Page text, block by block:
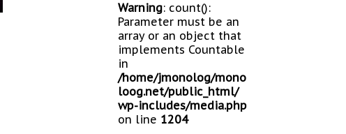
Warning: count():
Parameter must be an
array or an object that
implements Countable
in
/home/jmonolog/mono
loog.net/public_html/
wp-includes/media.php
on line 1204